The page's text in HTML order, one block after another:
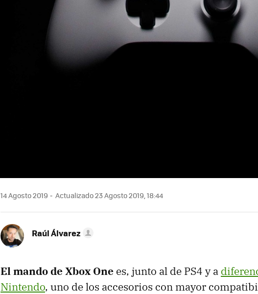
14 Agosto 2019 Actualizado 23 Agosto 2019, 18:44
Raúl Álvarez
El mando de Xbox One es, junto al de PS4 y a
Nintendo, uno de los accesorios con mayor